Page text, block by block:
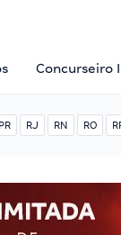
Concurseiro
PR RJ RN RO